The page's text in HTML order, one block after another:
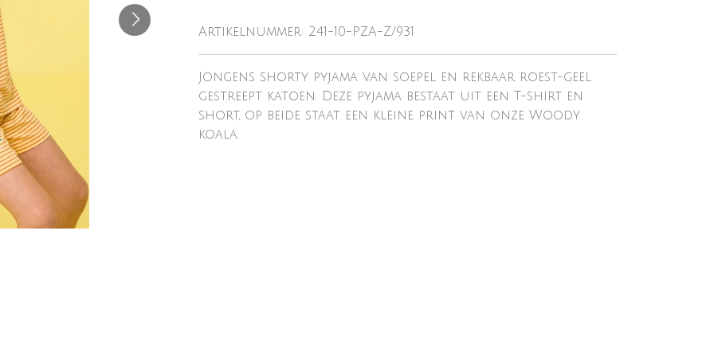
Artikelnummer: 241-10-PZA-Z/931
Jongens shorty pyjama van soepel en rekbaar roest-geel
gestreept katoen. Deze pyjama bestaat uit een T-shirt en
short, op beide staat een kleine print van onze Woody
koala.